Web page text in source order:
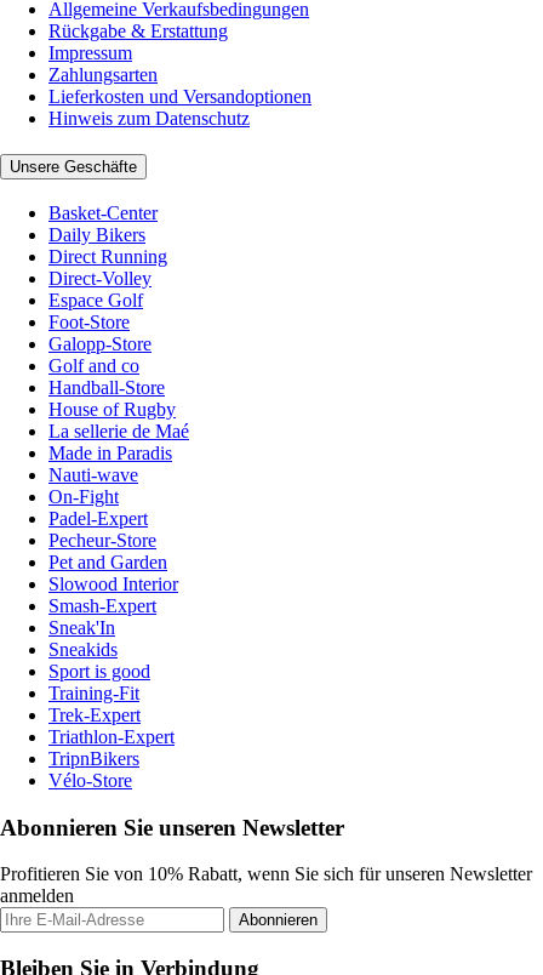
Allgemeine Verkaufsbedingungen
Rückgabe & Erstattung
Impressum
Zahlungsarten
Lieferkosten und Versandoptionen
Hinweis zum Datenschutz
Unsere Geschäfte
Basket-Center
Daily Bikers
Direct Running
Direct-Volley
Espace Golf
Foot-Store
Galopp-Store
Golf and co
Handball-Store
House of Rugby
La sellerie de Maé
Made in Paradis
Nauti-wave
On-Fight
Padel-Expert
Pecheur-Store
Pet and Garden
Slowood Interior
Smash-Expert
Sneak'In
Sneakids
Sport is good
Training-Fit
Trek-Expert
Triathlon-Expert
TripnBikers
Vélo-Store
Abonnieren Sie unseren Newsletter
Profitieren Sie von 10% Rabatt, wenn Sie sich für unseren Newsletter
anmelden
Abonnieren
Bleiben Sie in Verbindung